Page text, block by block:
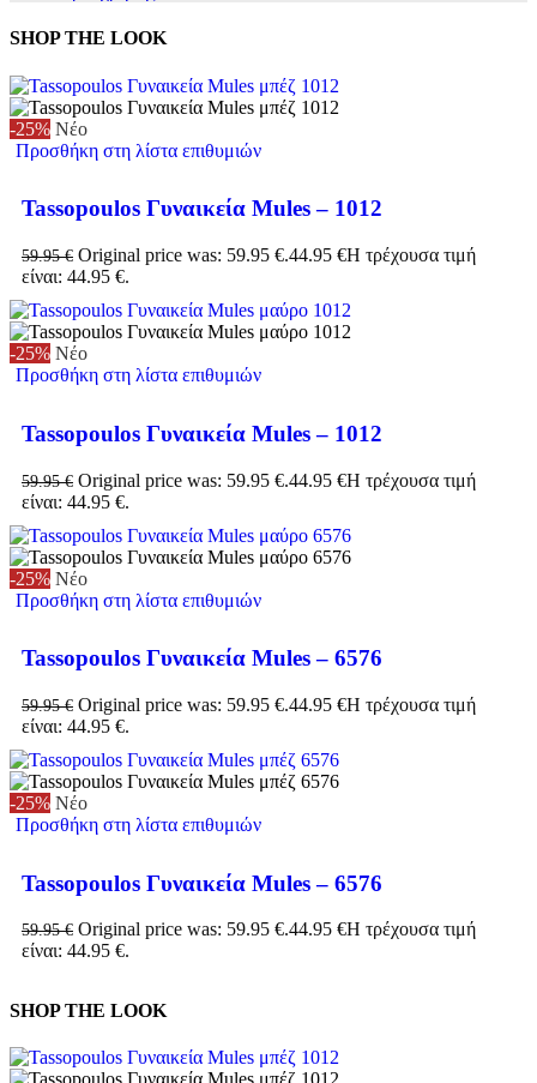
SHOP THE LOOK
-25% Νέο
Προσθήκη στη λίστα επιθυμιών
Tassopoulos Γυναικεία Mules – 1012
59.95€ Original price was: 59.95 €.44.95 €Η τρέχουσα τιμή
είναι: 44.95 €.
-25% Νέο
Προσθήκη στη λίστα επιθυμιών
Tassopoulos Γυναικεία Mules – 1012
59.95€ Original price was: 59.95 €.44.95 €Η τρέχουσα τιμή
είναι: 44.95 €.
-25% Νέο
Προσθήκη στη λίστα επιθυμιών
Tassopoulos Γυναικεία Mules – 6576
59.95€ Original price was: 59.95 €.44.95 €Η τρέχουσα τιμή
είναι: 44.95 €.
-25% Νέο
Προσθήκη στη λίστα επιθυμιών
Tassopoulos Γυναικεία Mules – 6576
59.95€ Original price was: 59.95 €.44.95 €Η τρέχουσα τιμή
είναι: 44.95 €.
SHOP THE LOOK